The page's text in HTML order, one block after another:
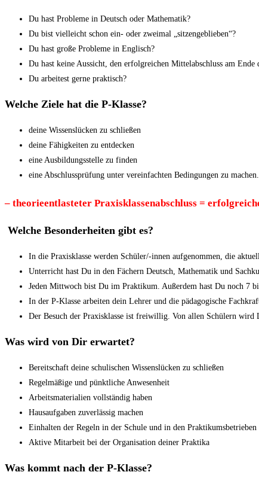
Du hast Probleme in Deutsch oder Mathematik?
Du bist vielleicht schon ein- oder zwei­mal „sitzengeblieben“?
Du hast große Probleme in Englisch?
Du hast keine Aussicht, den erfolgrei­chen Mittelabschluss am Ende
Du arbeitest gerne praktisch?
Welche Ziele hat die P-Klasse?
deine Wissenslücken zu schließen
deine Fähigkeiten zu entdecken
eine Ausbildungsstelle zu finden
eine Abschlussprüfung unter verein­fachten Bedingungen zu machen.
– theorieentlasteter Praxisklassenabschluss =
Welche Besonderheiten gibt es?
In die Praxisklasse werden Schüler/-innen aufgenommen, die
Unterricht hast Du in den Fächern Deutsch, Mathematik und
Jeden Mittwoch bist Du im Praktikum. Außerdem hast Du noch 7
In der P-Klasse arbeiten dein Lehrer und die pädagogische
Der Besuch der Praxisklasse ist freiwillig. Von allen Schülern
Was wird von Dir erwartet?
Bereitschaft deine schulischen Wissenslücken zu schließen
Regelmäßige und pünktliche Anwesenheit
Arbeitsmaterialien vollständig haben
Hausaufgaben zuverlässig machen
Einhalten der Regeln in der Schule und in den Praktikumsbetrieben
Aktive Mitarbeit bei der Organisation deiner Praktika
Was kommt nach der P-Klasse?